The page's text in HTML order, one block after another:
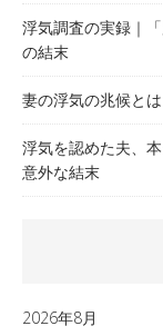
浮気調査の実録｜
の結末
妻の浮気の兆候と
浮気を認めた夫、
意外な結末
2026年8月